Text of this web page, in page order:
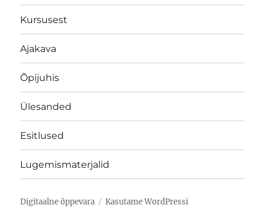
Kursusest
Ajakava
Õpijuhis
Ülesanded
Esitlused
Lugemismaterjalid
Digitaalne õppevara Kasutame WordPressi